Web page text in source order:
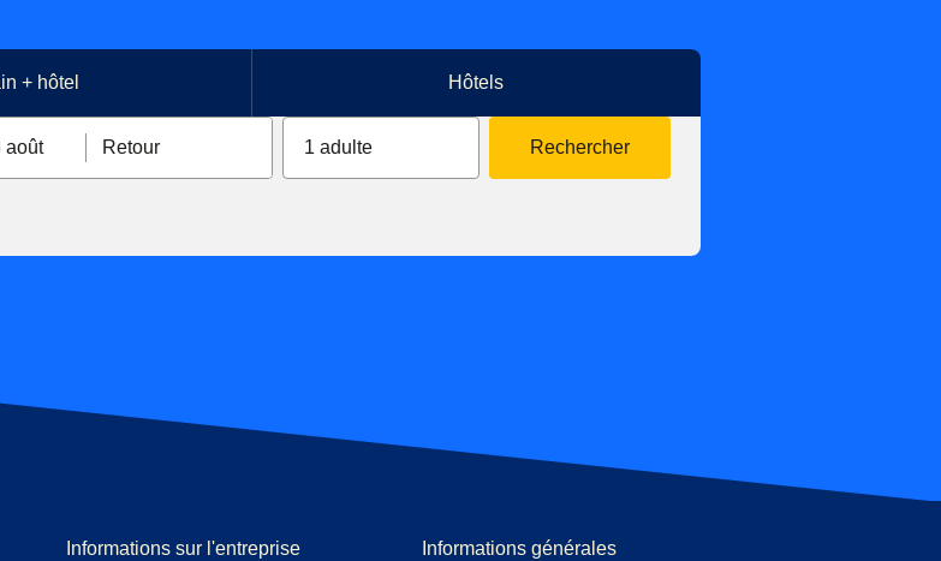
+ hôtel Hôtels
août Retour 1 adulte Rechercher
Informations sur l'entreprise Informations générales